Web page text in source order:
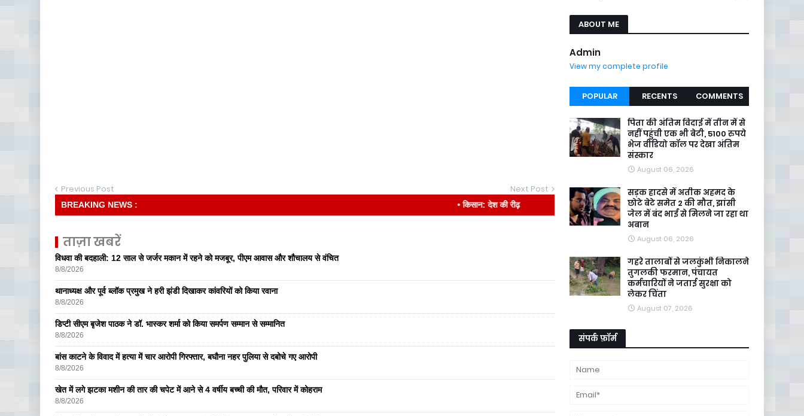
Previous Post Next Post
BREAKING NEWS : • किसान: देश की रीढ़
ताज़ा खबरें
विधवा की बदहाली: 12 साल से जर्जर मकान में रहने को मजबूर, पीएम आवास और शौचालय से वंचित
8/8/2026
थानाध्यक्ष और पूर्व ब्लॉक प्रमुख ने हरी झंडी दिखाकर कांवरियों को किया रवाना
8/8/2026
डिप्टी सीएम बृजेश पाठक ने डॉ. भास्कर शर्मा को किया समर्पण सम्मान से सम्मानित
8/8/2026
बांस काटने के विवाद में हत्या में चार आरोपी गिरफ्तार, बघौना नहर पुलिया से दबोचे गए आरोपी
8/8/2026
खेत में लगे झटका मशीन की तार की चपेट में आने से 4 वर्षीय बच्ची की मौत, परिवार में कोहराम
8/8/2026
ABOUT ME
Admin
View my complete profile
POPULAR RECENTS COMMENTS
पिता की अंतिम विदाई में तीन में से
नहीं पहुंची एक भी बेटी, 5100 रुपये
भेज वीडियो कॉल पर देखा अंतिम
संस्कार
August 06, 2026
सड़क हादसे में अतीक अहमद के
छोटे बेटे समेत 2 की मौत, झांसी
जेल में बंद भाई से मिलने जा रहा था
अबान
August 06, 2026
गहरे तालाबों से जलकुंभी निकालने
तुगलकी फरमान, पंचायत
कर्मचारियों ने जताई सुरक्षा को
लेकर चिंता
August 07, 2026
संपर्क फ़ॉर्म